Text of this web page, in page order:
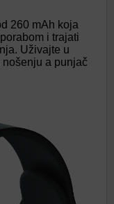
260 mAh koja
i trajati
Uživajte u
a punjač